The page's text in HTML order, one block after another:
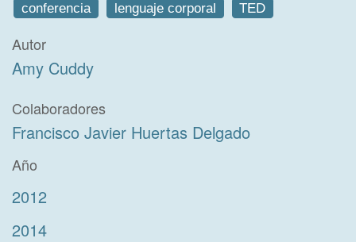
conferencia lenguaje corporal TED
Autor
Amy Cuddy
Colaboradores
Francisco Javier Huertas Delgado
Año
2012
2014